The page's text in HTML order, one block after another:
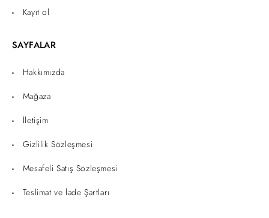
Kayıt ol
SAYFALAR
Hakkımızda
Mağaza
İletişim
Gizlilik Sözleşmesi
Mesafeli Satış Sözleşmesi
Teslimat ve İade Şartları